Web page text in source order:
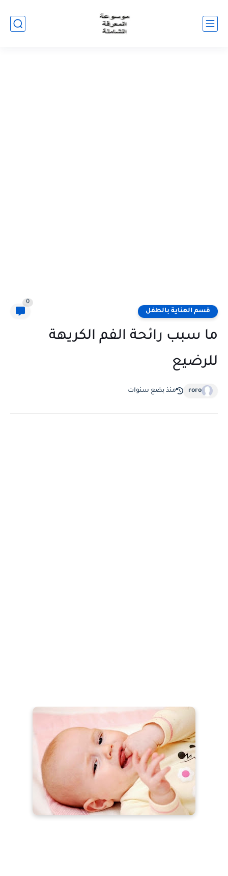
قسم العناية بالطفل
0
ما سبب رائحة الفم الكريهة
للرضيع
roro منذ بضع سنوات